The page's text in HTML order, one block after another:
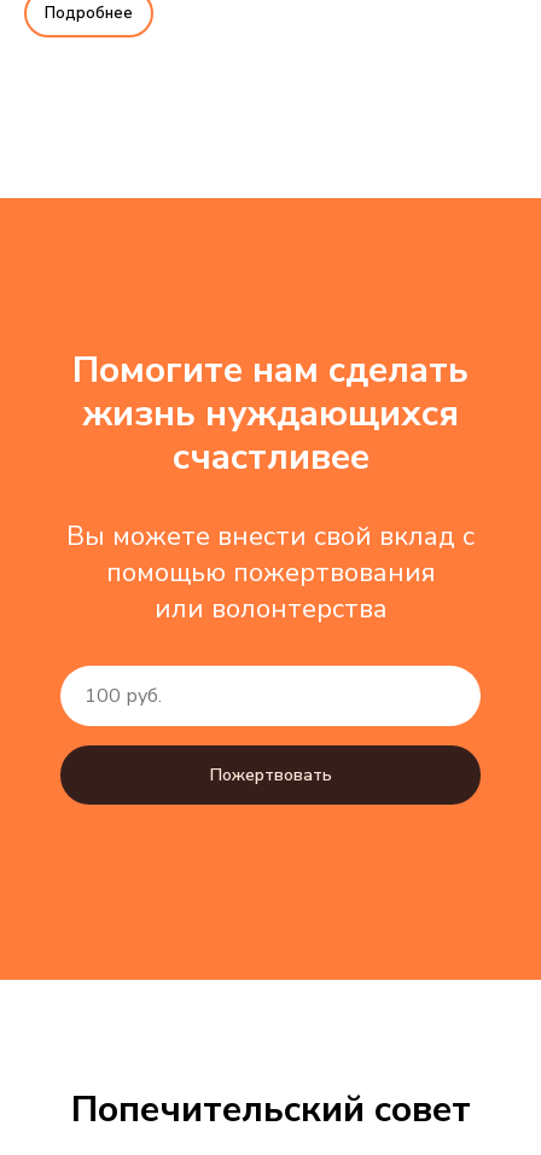
Подробнее
Помогите нам сделать
жизнь нуждающихся
счастливее
Вы можете внести свой вклад с
помощью пожертвования
или волонтерства
Пожертвовать
Попечительский совет